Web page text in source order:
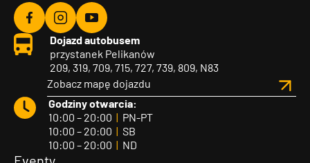
Agvo
Facebook
Agvo
Instagram
Agvo
YouTube
Dojazd autobusem
przystanek Pelikanów
209, 319, 709, 715, 727, 739, 809, N83
Zobacz mapę dojazdu
Godziny otwarcia:
10:00 – 20:00 | PN-PT
10:00 – 20:00 | SB
10:00 – 20:00 | ND